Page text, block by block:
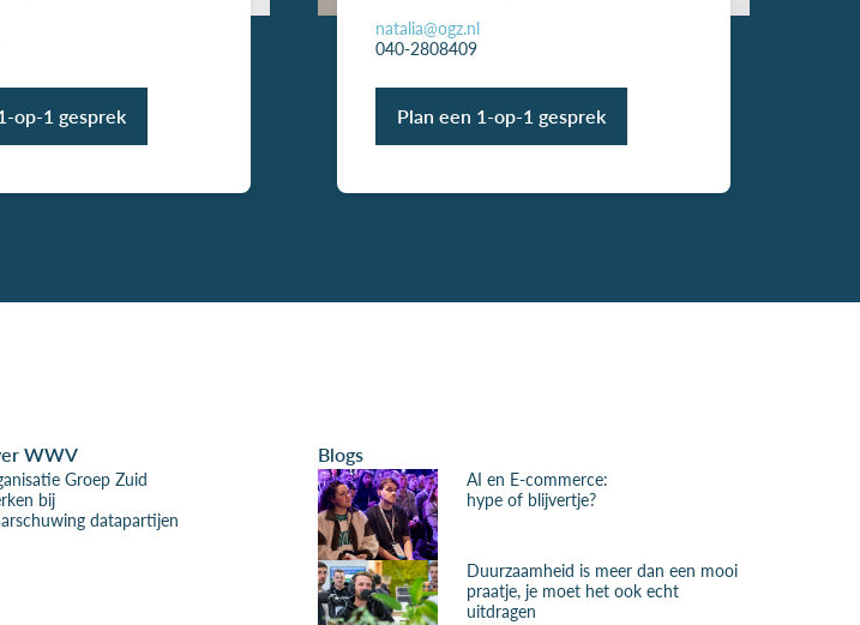
op-1 gesprek
natalia@ogz.nl
040-2808409
Plan een 1-op-1 gesprek
WWV
Groep Zuid
bij
datapartijen
Blogs
AI en E-commerce:
hype of blijvertje?
Duurzaamheid is meer dan een mooi
praatje, je moet het ook echt
uitdragen